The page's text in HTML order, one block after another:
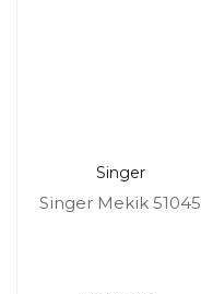
Singer
Singer Mekik 51045